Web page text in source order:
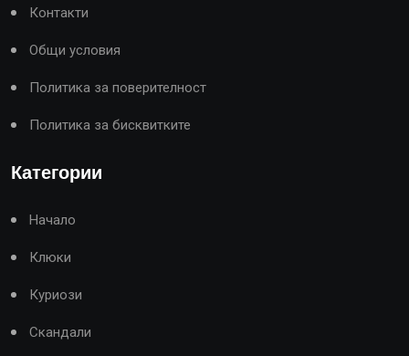
Контакти
Общи условия
Политика за поверителност
Политика за бисквитките
Категории
Начало
Клюки
Куриози
Скандали